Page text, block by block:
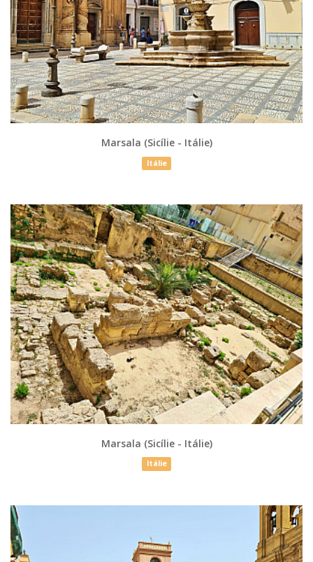
Marsala (Sicílie - Itálie)
Itálie
Marsala (Sicílie - Itálie)
Itálie